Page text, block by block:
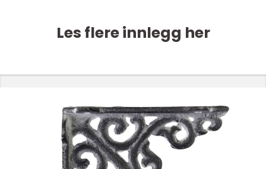
Les flere innlegg her